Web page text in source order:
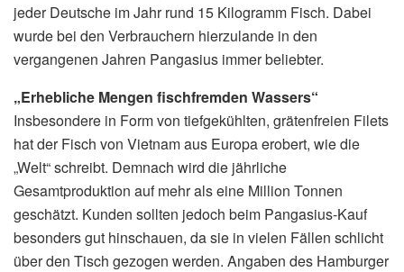
jeder Deutsche im Jahr rund 15 Kilogramm Fisch. Dabei
wurde bei den Verbrauchern hierzulande in den
vergangenen Jahren Pangasius immer beliebter.
„Erhebliche Mengen fischfremden Wassers“
Insbesondere in Form von tiefgekühlten, grätenfreien Filets
hat der Fisch von Vietnam aus Europa erobert, wie die
„Welt“ schreibt. Demnach wird die jährliche
Gesamtproduktion auf mehr als eine Million Tonnen
geschätzt. Kunden sollten jedoch beim Pangasius-Kauf
besonders gut hinschauen, da sie in vielen Fällen schlicht
über den Tisch gezogen werden. Angaben des Hamburger